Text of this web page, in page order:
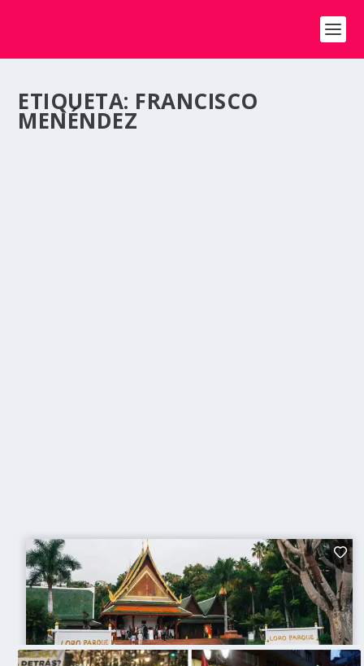
ETIQUETA: FRANCISCO
MENÉNDEZ